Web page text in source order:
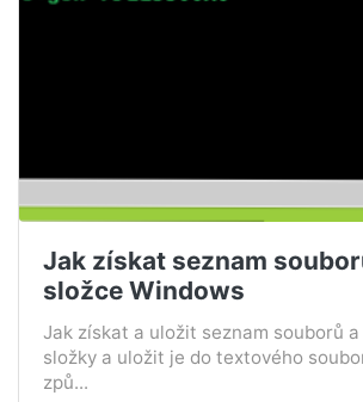
Jak získat seznam
složce Windows
Jak získat a uložit seznam souborů
složky a uložit je do textového
způ...